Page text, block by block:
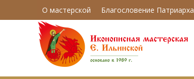
О мастерской Благословение Патриарха